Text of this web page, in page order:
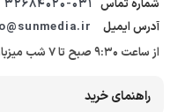
شماره تماس 32684020-031 ،88854020-021
آدرس ایمیل
از ساعت 9:30 صبح تا 7 شب میزبان صدای گرمتان هستیم
راهنمای خرید